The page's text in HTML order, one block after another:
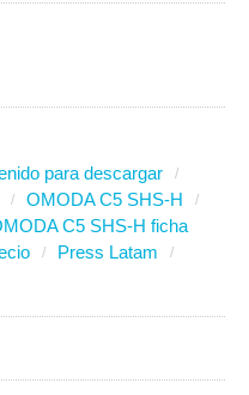
para descargar
OMODA C5 SHS-H
C5 SHS-H ficha
Press Latam